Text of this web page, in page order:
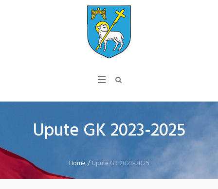
Upute GK 2023-2025
Home /Upute GK 2023-2025